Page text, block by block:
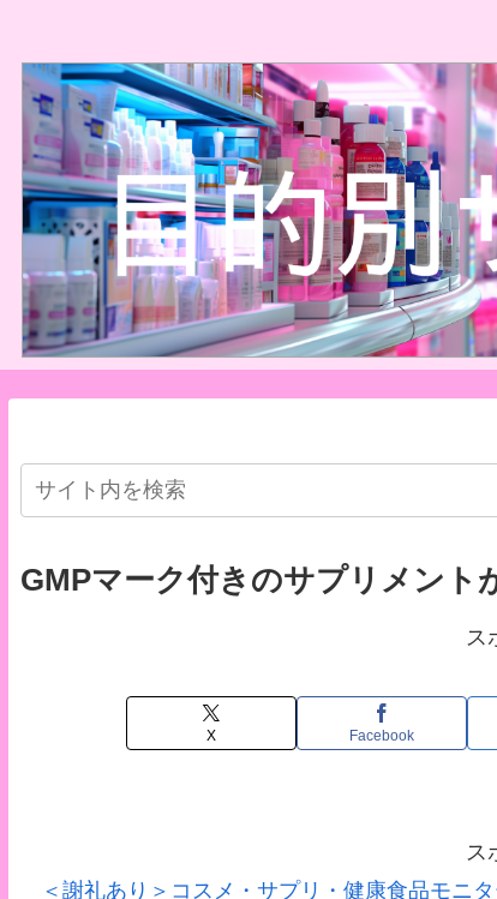
GMPマーク付きのサプリメント
ス
X Facebook
ス
＜謝礼あり＞コスメ・サプリ・健康食品モニ